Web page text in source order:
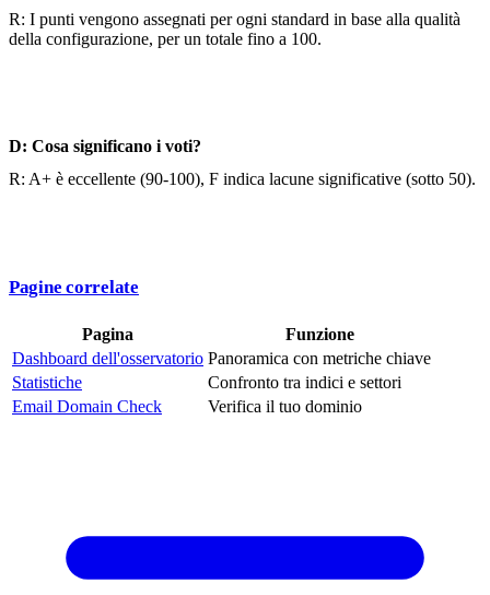
R: I punti vengono assegnati per ogni standard in base alla qualità
della configurazione, per un totale fino a 100.
D: Cosa significano i voti?
R: A+ è eccellente (90-100), F indica lacune significative (sotto 50).
Pagine correlate
Pagina
Funzione
Dashboard dell'osservatorio Panoramica con metriche chiave
Statistiche
Confronto tra indici e settori
Email Domain Check
Verifica il tuo dominio